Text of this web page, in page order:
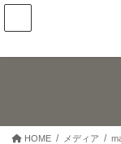
コ
ン
キ
ナ
ー
に
HOME メディア